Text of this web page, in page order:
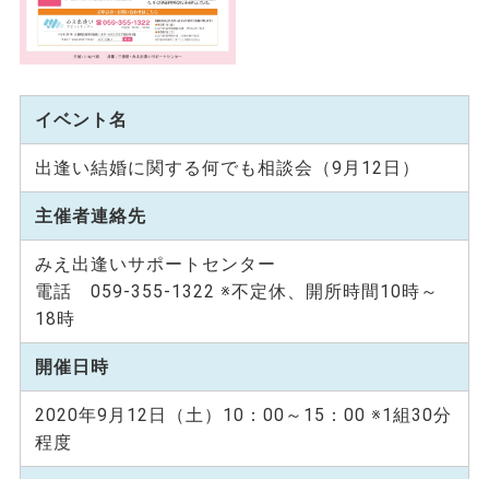
イベント名
出逢い結婚に関する何でも相談会（9月12日）
主催者連絡先
みえ出逢いサポートセンター
電話 059-355-1322 ※不定休、開所時間10時～
18時
開催日時
2020年9月12日（土）10：00～15：00 ※1組30分
程度